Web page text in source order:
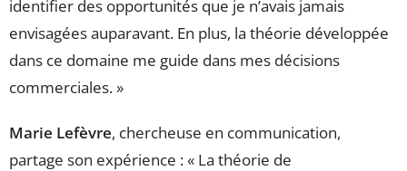
identifier des opportunités que je n’avais jamais
envisagées auparavant. En plus, la théorie développée
dans ce domaine me guide dans mes décisions
commerciales. »
Marie Lefèvre, chercheuse en communication,
partage son expérience : « La théorie de